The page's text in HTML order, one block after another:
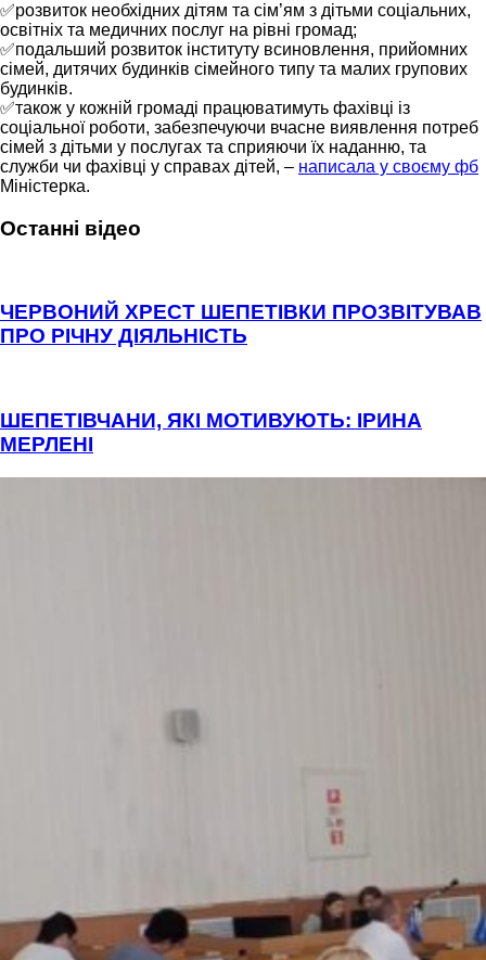
✅розвиток необхідних дітям та сім’ям з дітьми соціальних,
освітніх та медичних послуг на рівні громад;
✅подальший розвиток інституту всиновлення, прийомних
сімей, дитячих будинків сімейного типу та малих групових
будинків.
✅також у кожній громаді працюватимуть фахівці із
соціальної роботи, забезпечуючи вчасне виявлення потреб
сімей з дітьми у послугах та сприяючи їх наданню, та
служби чи фахівці у справах дітей, – написала у своєму фб
Міністерка.
Останні відео
ЧЕРВОНИЙ ХРЕСТ ШЕПЕТІВКИ ПРОЗВІТУВАВ
ПРО РІЧНУ ДІЯЛЬНІСТЬ
ШЕПЕТІВЧАНИ, ЯКІ МОТИВУЮТЬ: ІРИНА
МЕРЛЕНІ